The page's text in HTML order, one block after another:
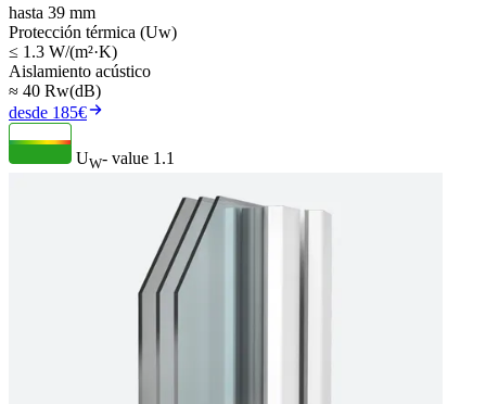
hasta 39 mm
Protección térmica (Uw)
≤ 1.3 W/(m²·K)
Aislamiento acústico
≈ 40 Rw(dB)
desde 185€
UW- value 1.1